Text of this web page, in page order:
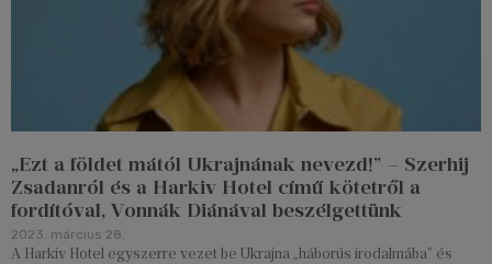
„Ezt a földet mától Ukrajnának nevezd!” – Szerhij
Zsadanról és a Harkiv Hotel című kötetről a
fordítóval, Vonnák Diánával beszélgettünk
2023. március 28.
A Harkiv Hotel egyszerre vezet be Ukrajna „háborús irodalmába” és